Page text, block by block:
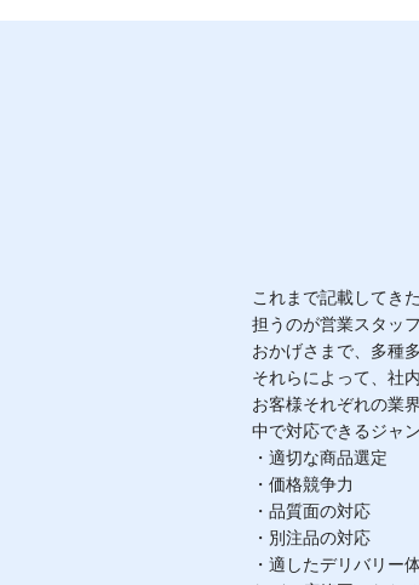
これまで記載してき
担うのが営業スタッフ
おかげさまで、多種
それらによって、社
お客様それぞれの業
中で対応できるジャ
・適切な商品選定
・価格競争力
・品質面の対応
・別注品の対応
・適したデリバリー